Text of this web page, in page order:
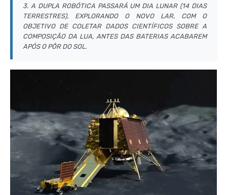
3. A DUPLA ROBÓTICA PASSARÁ UM DIA LUNAR (14 DIAS
TERRESTRES), EXPLORANDO O NOVO LAR, COM O
OBJETIVO DE COLETAR DADOS CIENTÍFICOS SOBRE A
COMPOSIÇÃO DA LUA, ANTES DAS BATERIAS ACABAREM
APÓS O PÔR DO SOL.